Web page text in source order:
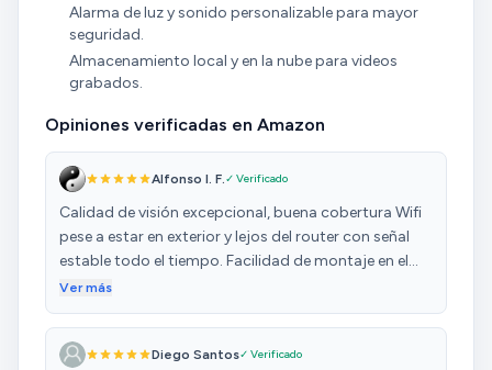
Alarma de luz y sonido personalizable para mayor
seguridad.
Almacenamiento local y en la nube para videos
grabados.
Opiniones verificadas en Amazon
Alfonso I. F. ✓ Verificado
Calidad de visión excepcional, buena cobertura Wifi
pese a estar en exterior y lejos del router con señal
estable todo el tiempo. Facilidad de montaje en el
soporte (tanto en vertical como en horizontal. Tiene
detección mediante IA funciona muy bien y detecta
con precisión las mascotas, personas, vehículos y
Ver más
Diego Santos✓ Verificado